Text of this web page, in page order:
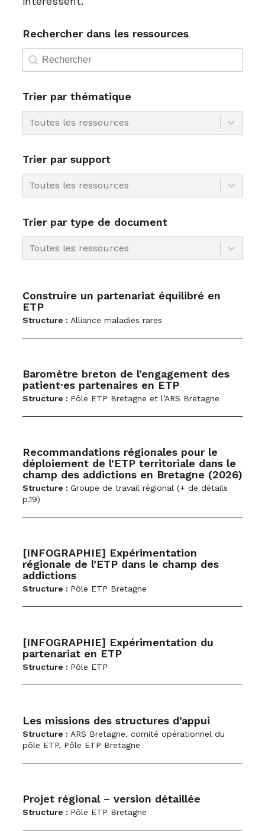
Rechercher dans les ressources
Rechercher dans les ressources
Rechercher dans les ressources
Trier par thématique
Trier par thématique
Trier par thématique
Trier par thématique
Trier par support
Trier par support
Trier par support
Trier par support
Trier par type de document
Trier par type de document
Trier par type de document
Trier par type de document
Construire un partenariat équilibré en
ETP
Structure : Alliance maladies rares
Baromètre breton de l’engagement des
patient·es partenaires en ETP
Structure : Pôle ETP Bretagne et l’ARS Bretagne
Recommandations régionales pour le
déploiement de l’ETP territoriale dans le
champ des addictions en Bretagne (2026)
Structure : Groupe de travail régional (+ de détails
p.19)
[INFOGRAPHIE] Expérimentation
régionale de l’ETP dans le champ des
addictions
Structure : Pôle ETP Bretagne
[INFOGRAPHIE] Expérimentation du
partenariat en ETP
Structure : Pôle ETP
Les missions des structures d’appui
Structure : ARS Bretagne, comité opérationnel du
pôle ETP, Pôle ETP Bretagne
Projet régional – version détaillée
Structure : Pôle ETP Bretagne